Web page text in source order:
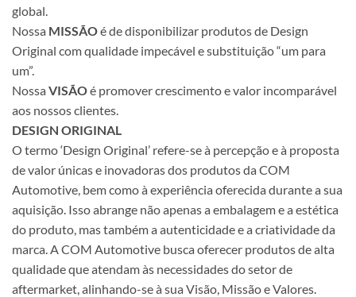
global.
Nossa MISSÃOé de disponibilizar produtos de Design
Original com qualidade impecável e substituição “um para
um”.
Nossa VISÃOé promover crescimento e valor incomparável
aos nossos clientes.
DESIGN ORIGINAL
O termo ‘Design Original’ refere-se à percepção e à proposta
de valor únicas e inovadoras dos produtos da COM
Automotive, bem como à experiência oferecida durante a sua
aquisição. Isso abrange não apenas a embalagem e a estética
do produto, mas também a autenticidade e a criatividade da
marca. A COM Automotive busca oferecer produtos de alta
qualidade que atendam às necessidades do setor de
aftermarket, alinhando-se à sua Visão, Missão e Valores.